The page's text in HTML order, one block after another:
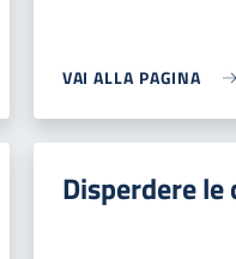
VAI ALLA PAGINA
Disperdere le